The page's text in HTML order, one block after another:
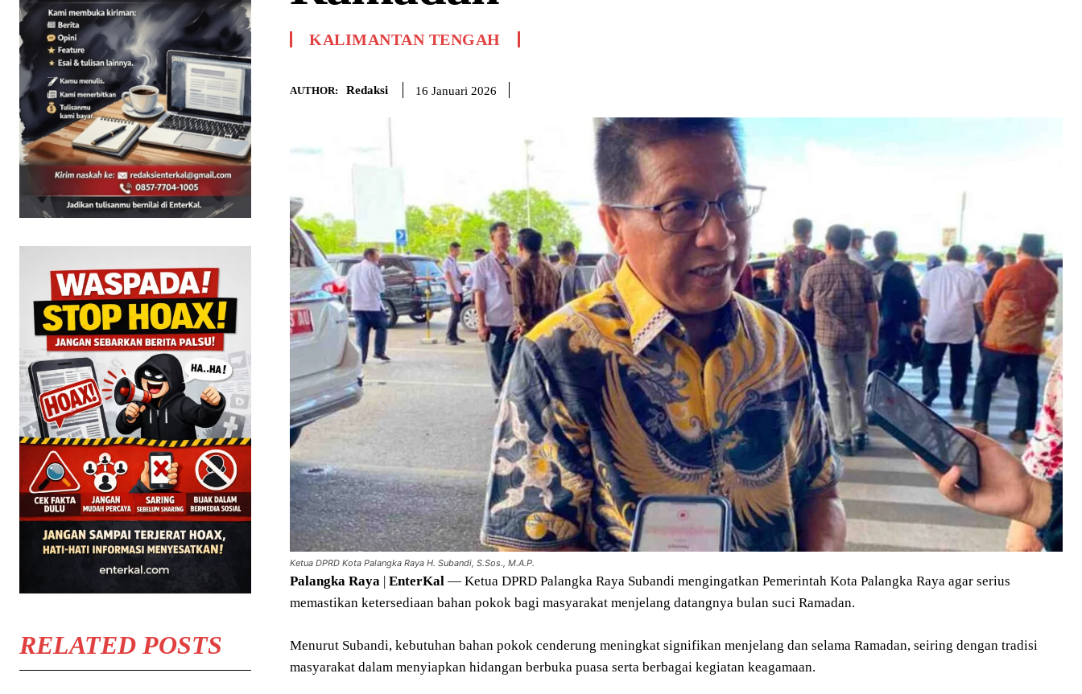
RELATED POSTS
KALIMANTAN TENGAH
AUTHOR: Redaksi 16 Januari 2026
Ketua DPRD Kota Palangka Raya H. Subandi, S.Sos., M.A.P.
Palangka Raya | EnterKal — Ketua DPRD Palangka Raya Subandi mengingatkan Pemerintah Kota Palangka Raya agar serius
memastikan ketersediaan bahan pokok bagi masyarakat menjelang datangnya bulan suci Ramadan.
Menurut Subandi, kebutuhan bahan pokok cenderung meningkat signifikan menjelang dan selama Ramadan, seiring dengan tradisi
masyarakat dalam menyiapkan hidangan berbuka puasa serta berbagai kegiatan keagamaan.